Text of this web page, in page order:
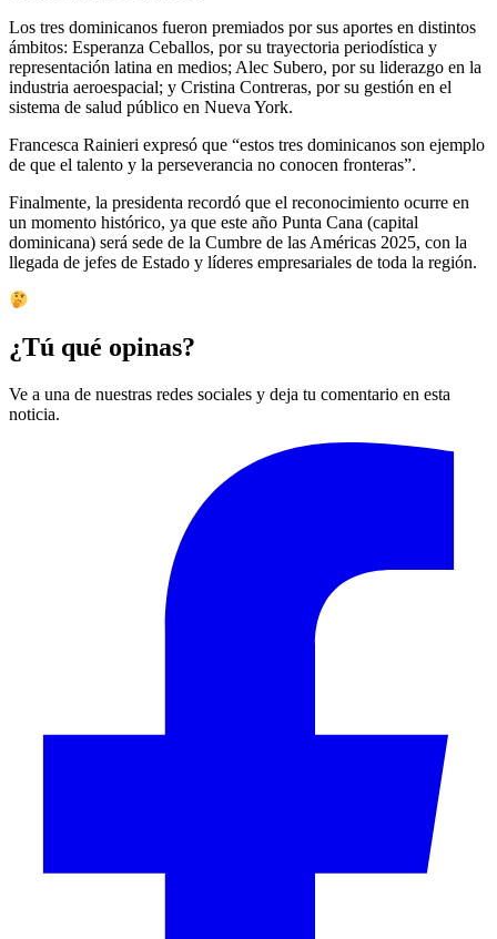
Los tres dominicanos fueron premiados por sus aportes en distintos
ámbitos: Esperanza Ceballos, por su trayectoria periodística y
representación latina en medios; Alec Subero, por su liderazgo en la
industria aeroespacial; y Cristina Contreras, por su gestión en el
sistema de salud público en Nueva York.
Francesca Rainieri expresó que “estos tres dominicanos son ejemplo
de que el talento y la perseverancia no conocen fronteras”.
Finalmente, la presidenta recordó que el reconocimiento ocurre en
un momento histórico, ya que este año Punta Cana (capital
dominicana) será sede de la Cumbre de las Américas 2025, con la
llegada de jefes de Estado y líderes empresariales de toda la región.
¿Tú qué opinas?
Ve a una de nuestras redes sociales y deja tu comentario en esta
noticia.